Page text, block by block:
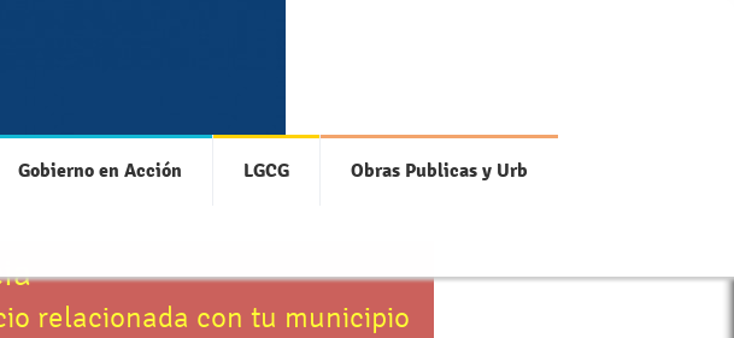
Gobierno en Acción LGCG Obras Publicas y Urb
relacionada con tu municipio